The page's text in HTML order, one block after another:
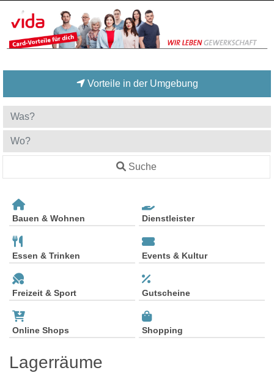
Vorteile in der Umgebung
Suche
Bauen & Wohnen Dienstleister
Essen & Trinken Events & Kultur
Freizeit & Sport Gutscheine
Online Shops Shopping
Lagerräume